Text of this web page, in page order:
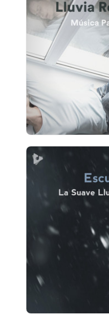
Lluvia
356
Escucha:
47